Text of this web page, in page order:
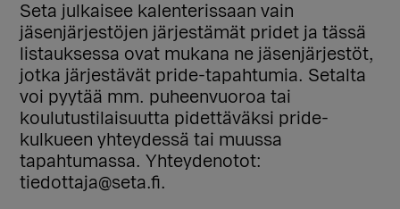
Seta julkaisee kalenterissaan vain
jäsenjärjestöjen järjestämät pridet ja tässä
listauksessa ovat mukana ne jäsenjärjestöt,
jotka järjestävät pride-tapahtumia. Setalta
voi pyytää mm. puheenvuoroa tai
koulutustilaisuutta pidettäväksi pride-
kulkueen yhteydessä tai muussa
tapahtumassa. Yhteydenotot:
tiedottaja@seta.fi.